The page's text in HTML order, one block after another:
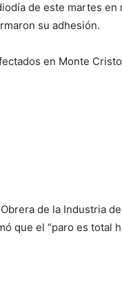
de este martes
su adhesión.
en Monte
de la Industria
que el “paro es total